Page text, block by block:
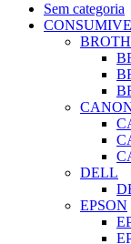
Sem categoria
DELL
EPSON